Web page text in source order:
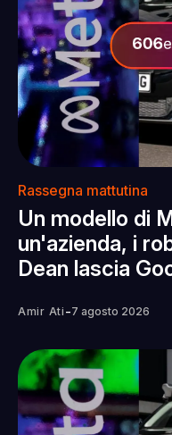
Rassegna mattutina
Un modello di
un'azienda, i
Dean lascia
Amir Ati -7 agosto 2026